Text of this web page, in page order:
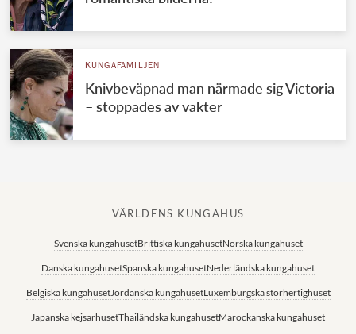
KUNGAFAMILJEN
Knivbeväpnad man närmade sig Victoria
– stoppades av vakter
VÄRLDENS KUNGAHUS
Svenska kungahusetBrittiska kungahusetNorska kungahuset
Danska kungahusetSpanska kungahusetNederländska kungahuset
Belgiska kungahusetJordanska kungahusetLuxemburgska storhertighuset
Japanska kejsarhusetThailändska kungahusetMarockanska kungahuset